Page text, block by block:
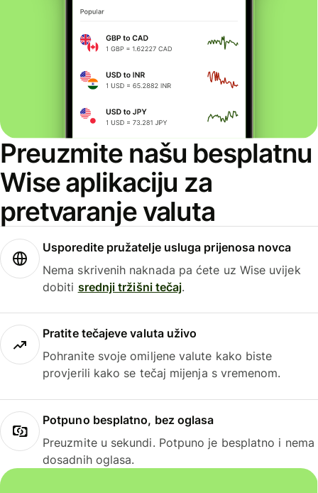
Preuzmite našu besplatnu
Wise aplikaciju za
pretvaranje valuta
Usporedite pružatelje usluga prijenosa novca
Nema skrivenih naknada pa ćete uz Wise uvijek
dobiti srednji tržišni tečaj.
Pratite tečajeve valuta uživo
Pohranite svoje omiljene valute kako biste
provjerili kako se tečaj mijenja s vremenom.
Potpuno besplatno, bez oglasa
Preuzmite u sekundi. Potpuno je besplatno i nema
dosadnih oglasa.